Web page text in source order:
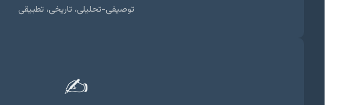
توصیفی-تحلیلی، تاریخی، تطبیقی
✍️